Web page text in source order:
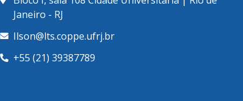
Janeiro - RJ
Ilson@lts.coppe.ufrj.br
+55 (21) 39387789